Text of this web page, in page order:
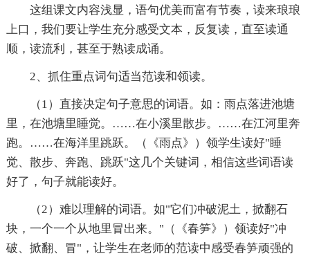
这组课文内容浅显，语句优美而富有节奏，读来琅琅
上口，我们要让学生充分感受文本，反复读，直至读通
顺，读流利，甚至于熟读成诵。
2、抓住重点词句适当范读和领读。
（1）直接决定句子意思的词语。如：雨点落进池塘
里，在池塘里睡觉。……在小溪里散步。……在江河里奔
跑。……在海洋里跳跃。（《雨点》）领学生读好"睡
觉、散步、奔跑、跳跃"这几个关键词，相信这些词语读
好了，句子就能读好。
（2）难以理解的词语。如"它们冲破泥土，掀翻石
块，一个一个从地里冒出来。"（《春笋》）领读好"冲
破、掀翻、冒"，让学生在老师的范读中感受春笋顽强的